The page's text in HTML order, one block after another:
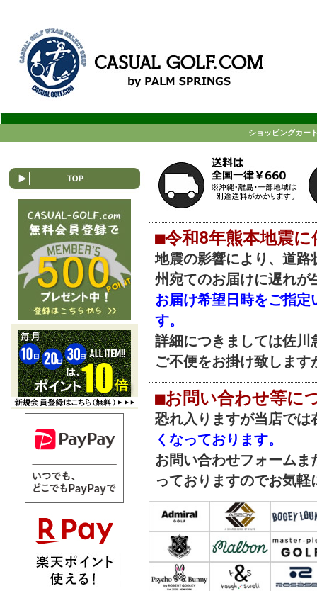
ショッピングカー
■令和8年熊本地震
地震の影響により、道
州宛てのお届けに遅れが
お届け希望日時をご指
す。
詳細につきましては佐
ご不便をお掛け致しま
■お問い合わせ等に
恐れ入りますが当店で
くなっております。
お問い合わせフォーム
っておりますのでお気